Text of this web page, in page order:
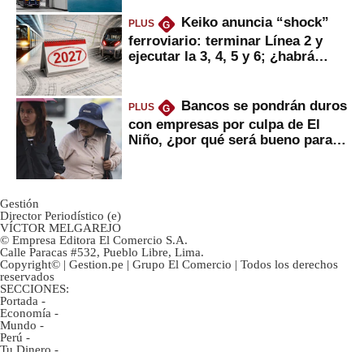
PLUS G
Keiko anuncia “shock”
ferroviario: terminar Línea 2 y
ejecutar la 3, 4, 5 y 6; ¿habrá
PLUS G
Bancos se pondrán duros
con empresas por culpa de El
Niño, ¿por qué será bueno para
Gestión
Director Periodístico (e)
VÍCTOR MELGAREJO
© Empresa Editora El Comercio S.A.
Calle Paracas #532, Pueblo Libre, Lima.
Copyright© | Gestion.pe | Grupo El Comercio | Todos los derechos
reservados
SECCIONES:
Portada -
Economía -
Mundo -
Perú -